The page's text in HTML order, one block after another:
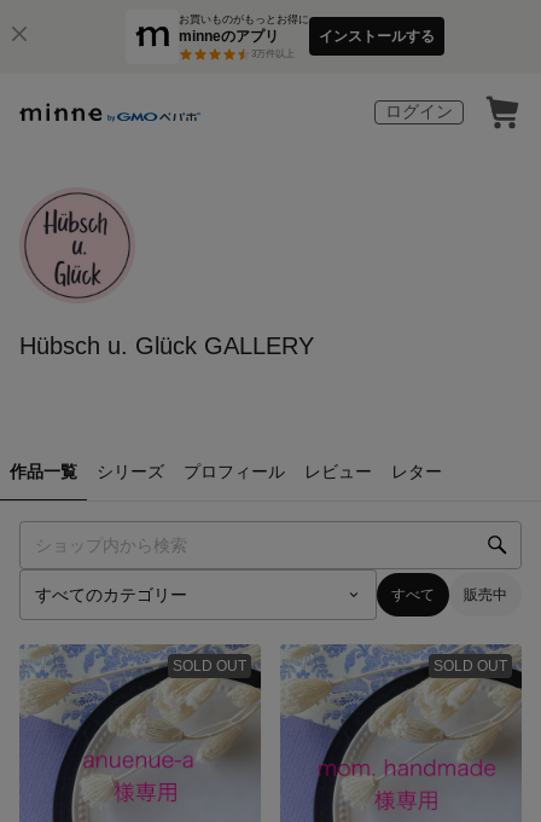
お買いものがもっとお得に
minneのアプリ
3万件以上
インストールする
ログイン
Hübsch u. Glück GALLERY
作品一覧 シリーズ プロフィール レビュー レター
すべて 販売中
SOLD OUT SOLD OUT